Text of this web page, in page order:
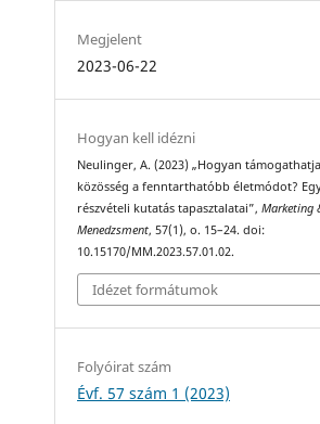
Megjelent
2023-06-22
Hogyan kell idézni
Neulinger, A. (2023) „Hogyan
közösség a fenntarthatóbb életmódot?
részvételi kutatás tapasztalatai”,Marketing
Menedzsment, 57(1), o. 15–24. doi:
10.15170/MM.2023.57.01.02.
Idézet formátumok
Folyóirat szám
Évf. 57 szám 1 (2023)